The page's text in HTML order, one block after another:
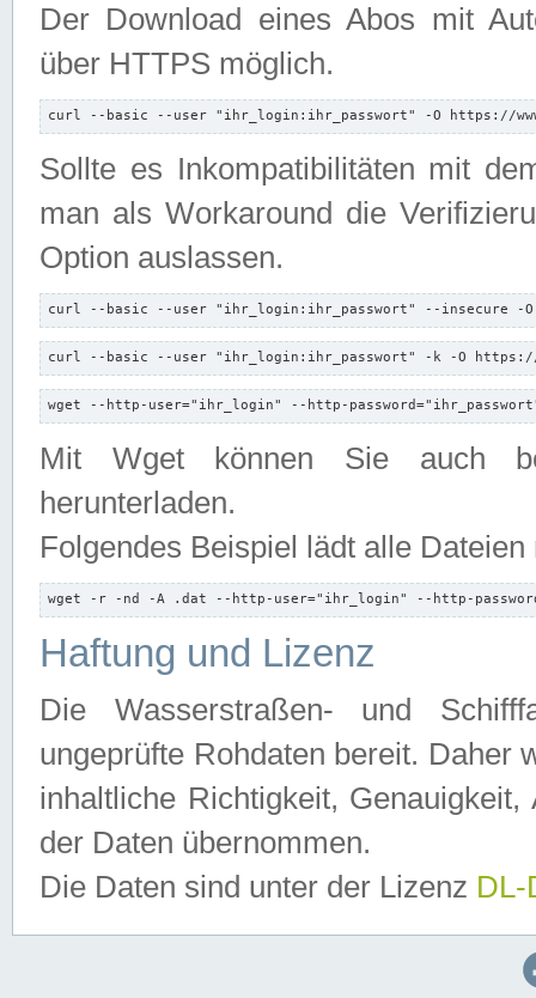
Der Download eines Abos mit
über HTTPS möglich.
curl --basic --user "ihr_login:ihr_passwort" -O https://
Sollte es Inkompatibilitäten mit
man als Workaround die
Option auslassen.
curl --basic --user "ihr_login:ihr_passwort" --insecure -
curl --basic --user "ihr_login:ihr_passwort" -k -O https://
wget --http-user="ihr_login" --http-
Mit Wget können Sie auch
herunterladen.
Folgendes Beispiel lädt alle
wget -r -nd -A .dat --http-user="ihr_login" --http-
Haftung und Lizenz
Die Wasserstraßen- und
ungeprüfte Rohdaten bereit. Daher
inhaltliche Richtigkeit,
der Daten übernommen.
Die Daten sind unter der Lizenz